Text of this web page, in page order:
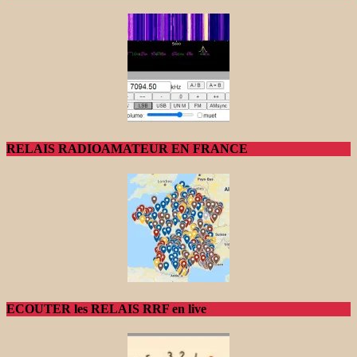
RELAIS RADIOAMATEUR EN FRANCE
ECOUTER les RELAIS RRF en live